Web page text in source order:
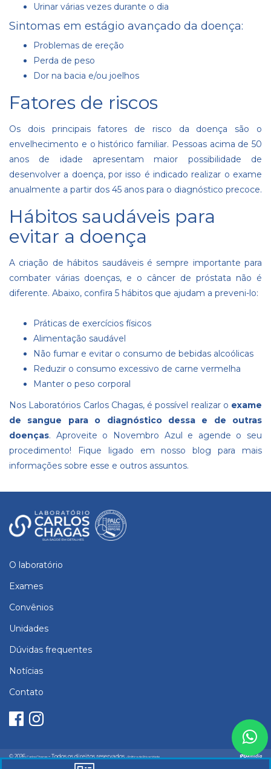
Urinar várias vezes durante o dia
Sintomas em estágio avançado da doença:
Problemas de ereção
Perda de peso
Dor na bacia e/ou joelhos
Fatores de riscos
Os dois principais fatores de risco da doença são o
envelhecimento e o histórico familiar. Pessoas acima de 50
anos de idade apresentam maior possibilidade de
desenvolver a doença, por isso é indicado realizar o exame
anualmente a partir dos 45 anos para o diagnóstico precoce.
Hábitos saudáveis para
evitar a doença
A criação de hábitos saudáveis é sempre importante para
combater várias doenças, e o câncer de próstata não é
diferente. Abaixo, confira 5 hábitos que ajudam a preveni-lo:
Práticas de exercícios físicos
Alimentação saudável
Não fumar e evitar o consumo de bebidas alcoólicas
Reduzir o consumo excessivo de carne vermelha
Manter o peso corporal
Nos Laboratórios Carlos Chagas, é possível realizar o exame
de sangue para o diagnóstico dessa e de outras
doenças. Aproveite o Novembro Azul e agende o seu
procedimento! Fique ligado em nosso blog para mais
informações sobre esse e outros assuntos.
O laboratório
Exames
Convênios
Unidades
Dúvidas frequentes
Notícias
Contato
© 2026 Carlos Chagas - Todos os direitos reservados - Política de Privacidade